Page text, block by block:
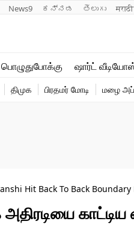
News9 ಕನ್ನಡ తెలుగు मराठी
பொழுதுபோக்கு ஷார்ட்
வணிகம்
திமுக பிரதமர் மோடி மழை
Hit Back To Back